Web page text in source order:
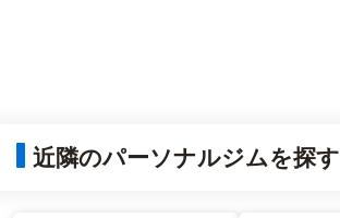
近隣のパーソナルジムを探す